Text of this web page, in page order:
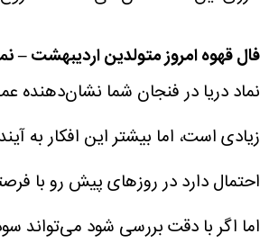
فال قهوه امروز متولدین اردیبهشت –
نماد دریا در فنجان شما
زیادی است، اما بیشتر این افکار به
احتمال دارد در روزهای پیش رو با
اما اگر با دقت بررسی شود می‌تواند